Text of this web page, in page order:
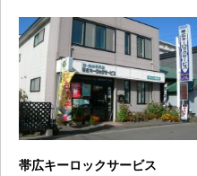
帯広キーロックサービス